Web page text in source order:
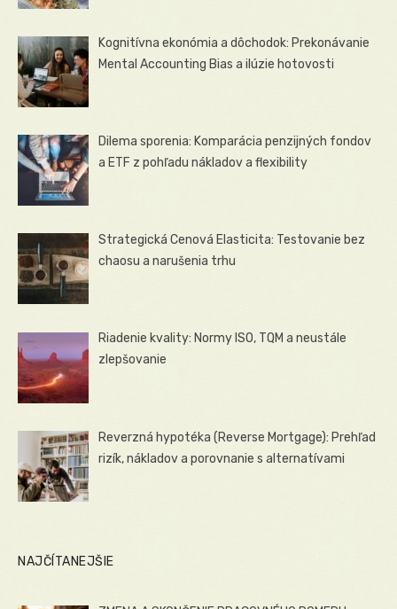
Kognitívna ekonómia a dôchodok: Prekonávanie
Mental Accounting Bias a ilúzie hotovosti
Dilema sporenia: Komparácia penzijných fondov
a ETF z pohľadu nákladov a flexibility
Strategická Cenová Elasticita: Testovanie bez
chaosu a narušenia trhu
Riadenie kvality: Normy ISO, TQM a neustále
zlepšovanie
Reverzná hypotéka (Reverse Mortgage): Prehľad
rizík, nákladov a porovnanie s alternatívami
NAJČÍTANEJŠIE